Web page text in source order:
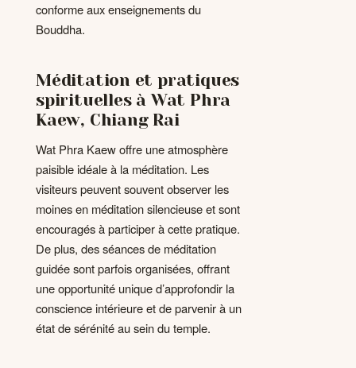
conforme aux enseignements du
Bouddha.
Méditation et pratiques
spirituelles à Wat Phra
Kaew, Chiang Rai
Wat Phra Kaew offre une atmosphère
paisible idéale à la méditation. Les
visiteurs peuvent souvent observer les
moines en méditation silencieuse et sont
encouragés à participer à cette pratique.
De plus, des séances de méditation
guidée sont parfois organisées, offrant
une opportunité unique d’approfondir la
conscience intérieure et de parvenir à un
état de sérénité au sein du temple.